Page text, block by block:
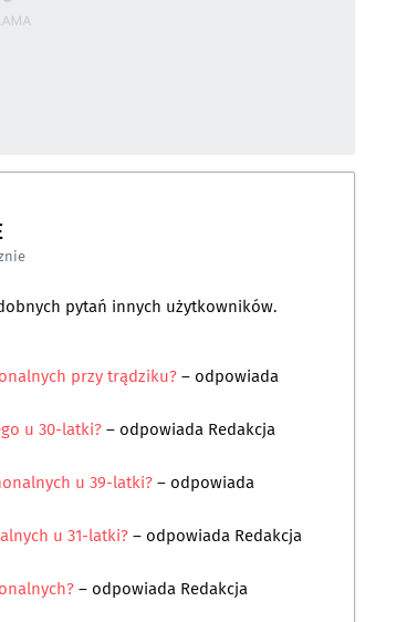
pytań innych użytkowników.
przy trądziku?– odpowiada
u 30-latki?– odpowiada Redakcja
u 39-latki?– odpowiada
u 31-latki?– odpowiada Redakcja
– odpowiada Redakcja